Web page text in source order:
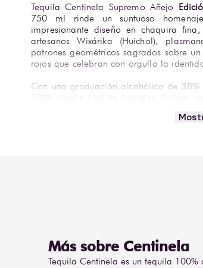
Tequila Centinela Supremo Añejo
750 ml rinde un suntuoso
impresionante diseño en chaquira
artesanos Wixárika (Huichol),
patrones geométricos sagrados sobre
rojos que celebran con orgullo la
Con una graduación alcohólica de
100% Agave Azul de Arandas, Jalisco,
fino de tallo alto para cata, un
El maridaje de cortes de carne
mole negro), quesos maduros y
Más sobre Centinela
Tequila Centinela es un tequila 100%